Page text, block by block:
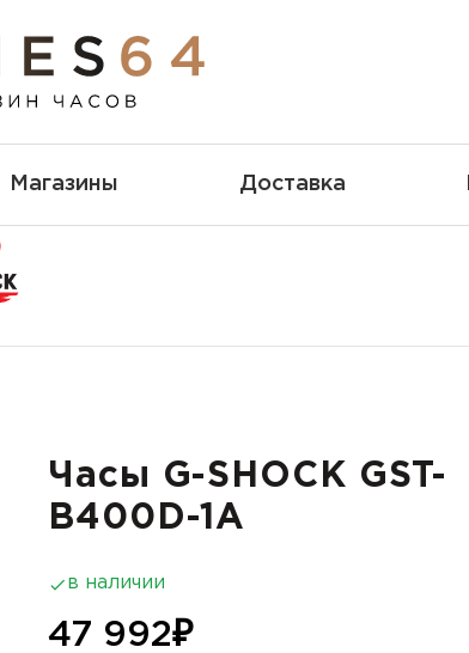
Магазины Доставка
Часы G-SHOCK GST-
B400D-1A
в наличии
47 992₽